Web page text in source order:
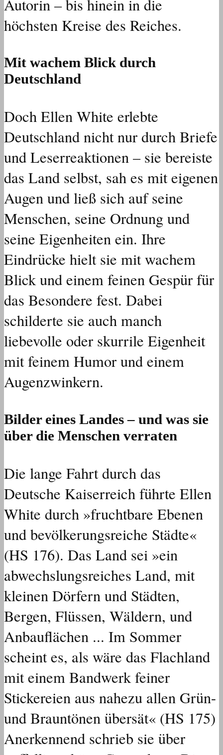
Autorin – bis hinein in die
höchsten Kreise des Reiches.
Mit wachem Blick durch
Deutschland
Doch Ellen White erlebte
Deutschland nicht nur durch Briefe
und Leserreaktionen – sie bereiste
das Land selbst, sah es mit eigenen
Augen und ließ sich auf seine
Menschen, seine Ordnung und
seine Eigenheiten ein. Ihre
Eindrücke hielt sie mit wachem
Blick und einem feinen Gespür für
das Besondere fest. Dabei
schilderte sie auch manch
liebevolle oder skurrile Eigenheit
mit feinem Humor und einem
Augenzwinkern.
Bilder eines Landes – und was sie
über die Menschen verraten
Die lange Fahrt durch das
Deutsche Kaiserreich führte Ellen
White durch »fruchtbare Ebenen
und bevölkerungsreiche Städte«
(HS 176). Das Land sei »ein
abwechslungsreiches Land, mit
kleinen Dörfern und Städten,
Bergen, Flüssen, Wäldern, und
Anbauflächen ... Im Sommer
scheint es, als wäre das Flachland
mit einem Bandwerk feiner
Stickereien aus nahezu allen Grün-
und Brauntönen übersät« (HS 175)
Anerkennend schrieb sie über